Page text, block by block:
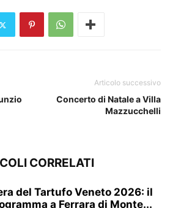
Articolo successivo
Concerto di Natale a Villa
Mazzucchelli
CORRELATI
del Tartufo Veneto 2026: il
a Ferrara di Monte...